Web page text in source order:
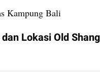
Kampung Bali
Lokasi Old